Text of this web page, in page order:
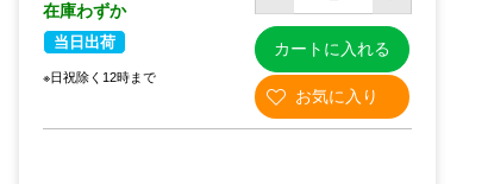
在庫わずか
当日出荷
※日祝除く12時まで
カートに入れる